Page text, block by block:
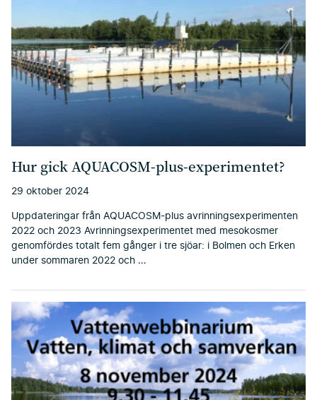
Hur gick AQUACOSM-plus-experimentet?
29 oktober 2024
Uppdateringar från AQUACOSM-plus avrinningsexperimenten
2022 och 2023 Avrinningsexperimentet med mesokosmer
genomfördes totalt fem gånger i tre sjöar: i Bolmen och Erken
under sommaren 2022 och …